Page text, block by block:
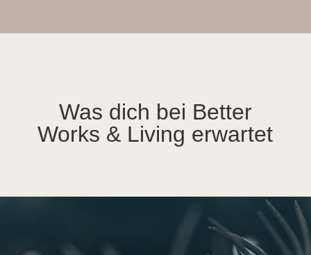
Was dich bei Better
Works & Living erwartet